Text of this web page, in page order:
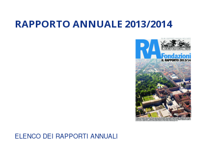
RAPPORTO ANNUALE 2013/2014
ELENCO DEI RAPPORTI ANNUALI